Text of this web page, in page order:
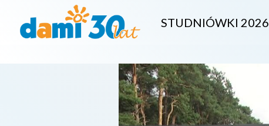
STUDNIÓWKI 2026